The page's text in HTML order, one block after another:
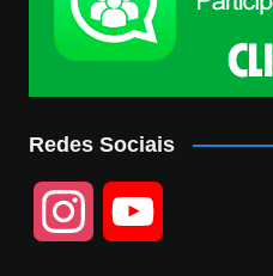
Redes Sociais